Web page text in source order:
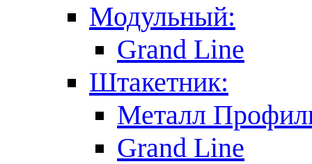
Модульный:
Grand Line
Штакетник:
Металл
Grand Line